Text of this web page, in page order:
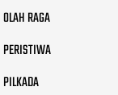
OLAH RAGA
PERISTIWA
PILKADA